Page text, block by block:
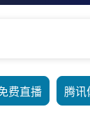
费直播 腾讯